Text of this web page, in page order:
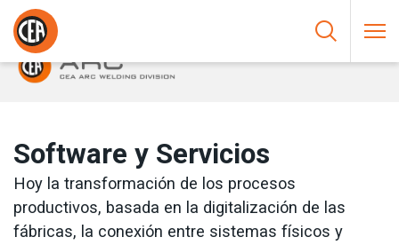
Saltar al contenido
HOME/
Software y Servicios
Hoy la transformación de los procesos
productivos, basada en la digitalización de las
fábricas, la conexión entre sistemas físicos y